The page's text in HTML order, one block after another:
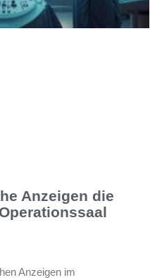
Anzeigen die
Anzeigen im